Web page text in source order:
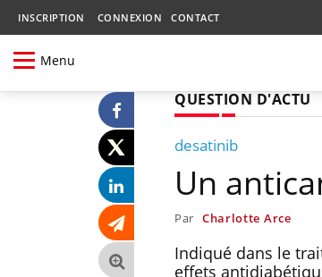
INSCRIPTION CONNEXION CONTACT
Menu
QUESTION D'ACTU
desatinib
Un
Par Charlotte Arce
Indiqué dans le
effets